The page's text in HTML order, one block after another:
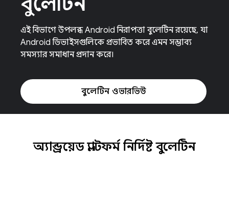
এই বিভাগে উপলব্ধ Android নিরাপত্তা বুলেটিন রয়েছে, যা
Android ডিভাইসগুলিকে প্রভাবিত করে এমন সম্ভাব্য
সমস্যার সমাধান প্রদান করে।
বুলেটিন ওভারভিউ
অ্যান্ড্রয়েড প্ল্যাটফর্ম নির্দিষ্ট বুলেটিন